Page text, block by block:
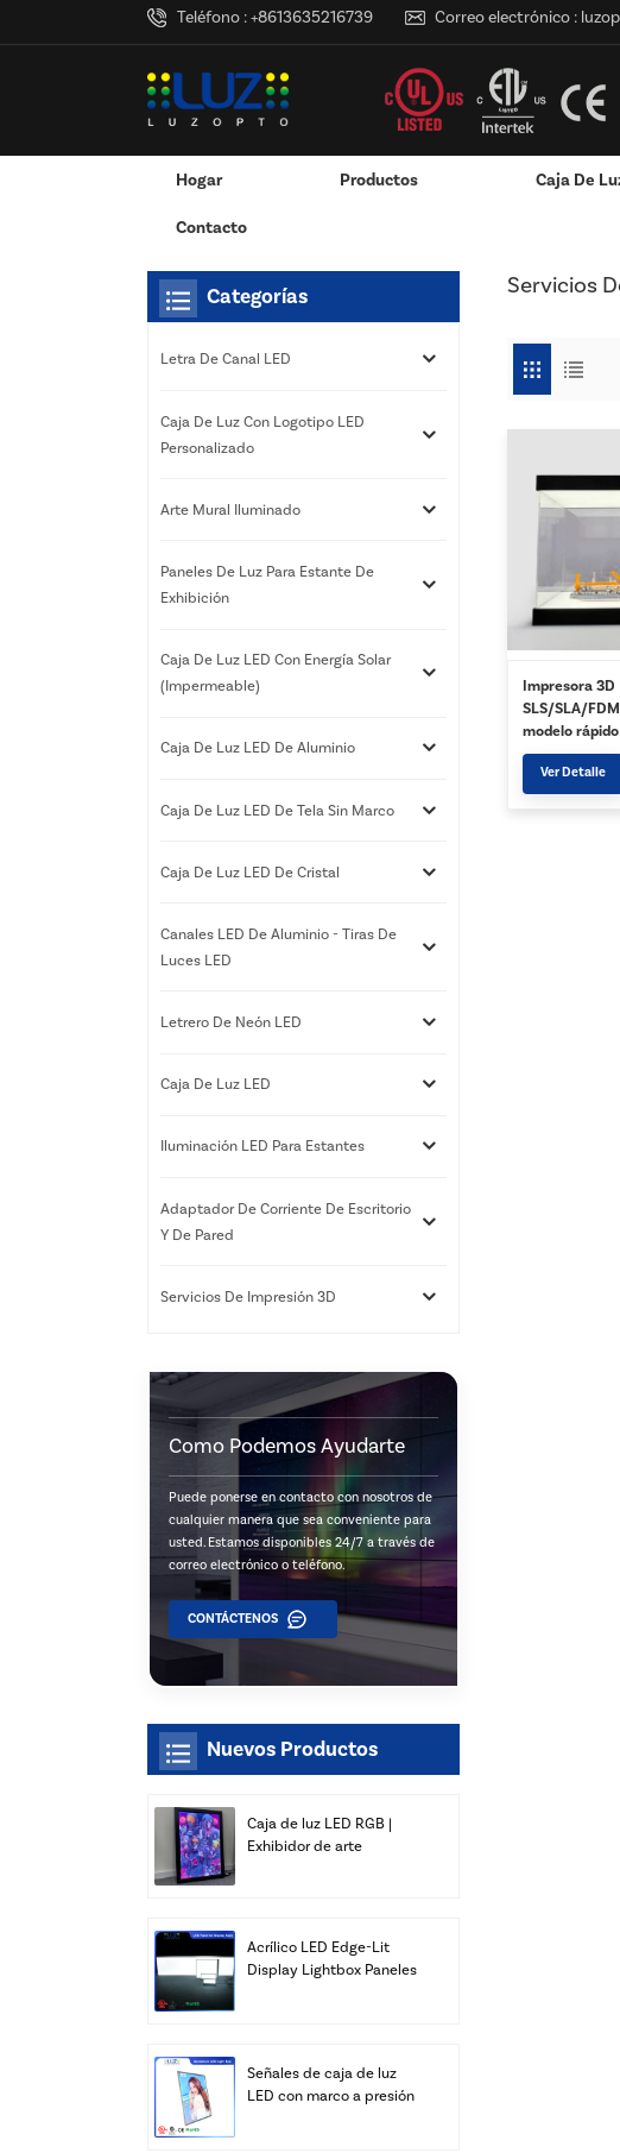
Teléfono :+8613635216739 Correo electrónico :
Hogar Productos Caja De
Contacto
Servicios
Impresora 3D
SLS/SLA/
modelo
impresión 3D
tecnología
Ver Detalle
Categorías
Letra De Canal LED
Caja De Luz Con Logotipo LED
Personalizado
Arte Mural Iluminado
Paneles De Luz Para Estante De
Exhibición
Caja De Luz LED Con Energía Solar
(impermeable)
Caja De Luz LED De Aluminio
Caja De Luz LED De Tela Sin Marco
Caja De Luz LED De Cristal
Canales LED De Aluminio - Tiras De
Luces LED
Letrero De Neón LED
Caja De Luz LED
Iluminación LED Para Estantes
Adaptador De Corriente De Escritorio
Y De Pared
Servicios De Impresión 3D
Como Podemos Ayudarte
Puede ponerse en contacto con nosotros de
cualquier manera que sea conveniente para
usted. Estamos disponibles 24/7 a través de
correo electrónico o teléfono.
CONTÁCTENOS
Nuevos Productos
Caja de luz LED RGB |
Exhibidor de arte
Acrílico LED Edge-Lit
Display Lightbox Paneles
Señales de caja de luz
LED con marco a presión